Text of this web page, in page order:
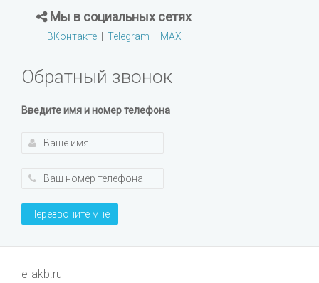
Мы в социальных сетях
ВКонтакте| Telegram | MAX
Обратный звонок
Введите имя и номер телефона
Перезвоните мне
e-akb.ru